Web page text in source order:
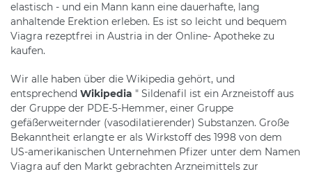
elastisch - und ein Mann kann eine dauerhafte, lang
anhaltende Erektion erleben. Es ist so leicht und bequem
Viagra rezeptfrei in Austria in der Online- Apotheke zu
kaufen.
Wir alle haben über die Wikipedia gehört, und
entsprechend Wikipedia " Sildenafil ist ein Arzneistoff aus
der Gruppe der PDE-5-Hemmer, einer Gruppe
gefäßerweiternder (vasodilatierender) Substanzen. Große
Bekanntheit erlangte er als Wirkstoff des 1998 von dem
US-amerikanischen Unternehmen Pfizer unter dem Namen
Viagra auf den Markt gebrachten Arzneimittels zur